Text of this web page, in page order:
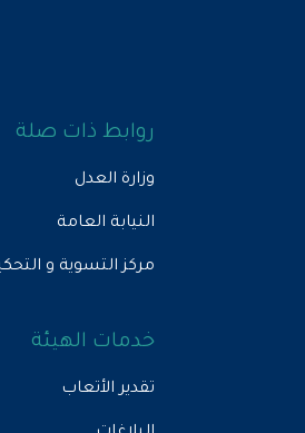
روابط ذات صلة
وزارة العدل
النيابة العامة
مركز التسوية و التحكيم
خدمات الهيئة
تقدير الأتعاب